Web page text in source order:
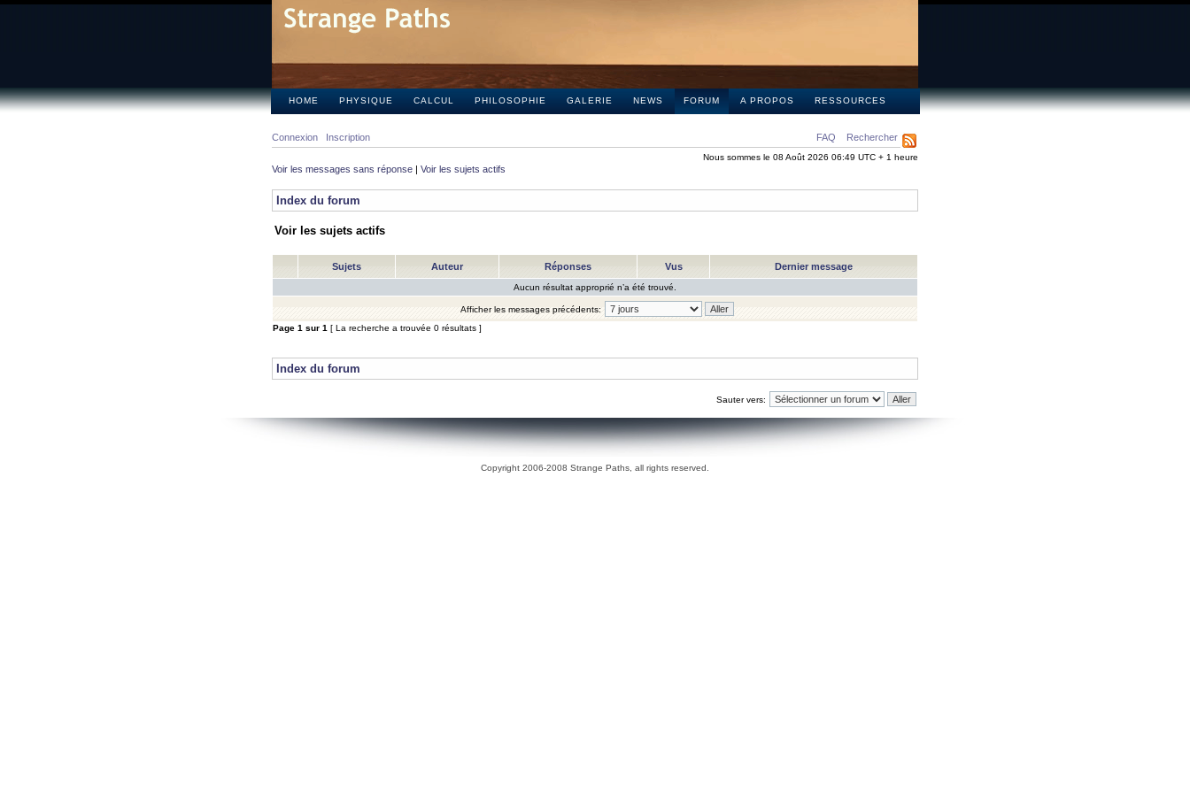
HOME PHYSIQUE CALCUL PHILOSOPHIE GALERIE NEWS FORUM A PROPOS RESSOURCES
FAQ Rechercher
Connexion Inscription
Nous sommes le 08 Août 2026 06:49 UTC + 1 heure
Voir les messages sans réponse | Voir les sujets actifs
Index du forum
Voir les sujets actifs
Sujets Auteur Réponses Vus Dernier message
Aucun résultat approprié n’a été trouvé.
Afficher les messages précédents:
Page 1 sur 1 [ La recherche a trouvée 0 résultats ]
Index du forum
Sauter vers:
Copyright 2006-2008 Strange Paths, all rights reserved.